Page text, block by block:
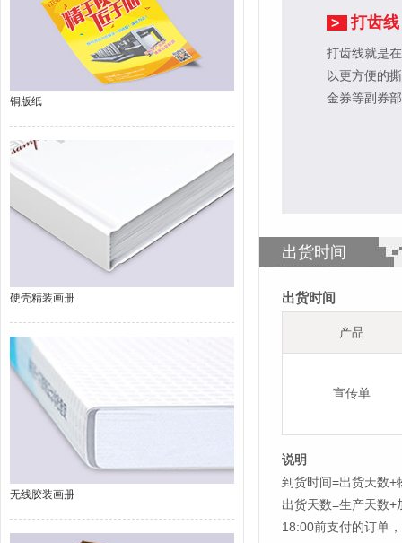
铜版纸
硬壳精装画册
无线胶装画册
> 打齿线
打齿线就是
以更方便的
金券等副券
出货时间
出货时间
产品
宣传单
说明
到货时间=出货天数+
出货天数=生产天数
18:00前支付的订单